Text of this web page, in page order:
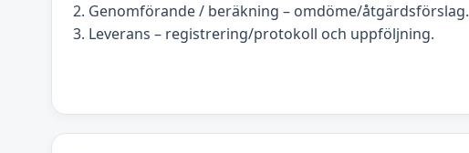
Genomförande / beräkning – omdöme/åtgärdsförslag.
Leverans – registrering/protokoll och uppföljning.